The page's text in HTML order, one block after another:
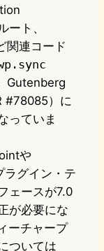
ト、
関連コード
Gutenberg
#78085）に
っていま
や
ラグイン・テ
ェースが7.0
が必要にな
ーチャープ
ついては